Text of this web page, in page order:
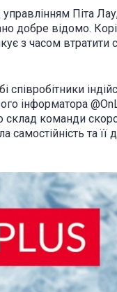
Піта
добре відомо.
з часом втратити
інформатора
команди
самостійність та